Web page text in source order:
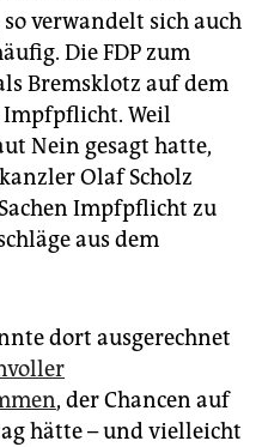
verwandelt sich auch
Die FDP zum
Bremsklotz auf dem
Impfpflicht. Weil
Nein gesagt hatte,
Olaf Scholz
Impfpflicht zu
aus dem
dort ausgerechnet
, der Chancen auf
hätte – und vielleicht